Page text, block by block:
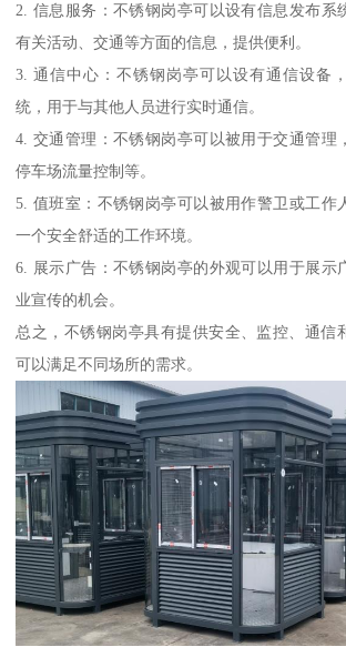
2. 信息服务：不锈钢岗亭可以设有信息发布系
有关活动、交通等方面的信息，提供便利。
3. 通信中心：不锈钢岗亭可以设有通信设备
统，用于与其他人员进行实时通信。
4. 交通管理：不锈钢岗亭可以被用于交通管理
停车场流量控制等。
5. 值班室：不锈钢岗亭可以被用作警卫或工作
一个安全舒适的工作环境。
6. 展示广告：不锈钢岗亭的外观可以用于展示
业宣传的机会。
总之，不锈钢岗亭具有提供安全、监控、通信
可以满足不同场所的需求。